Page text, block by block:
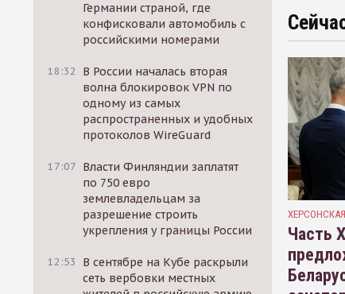
Германии страной, где
конфисковали автомобиль с
российскими номерами
18:32
В России началась вторая
волна блокировок VPN по
одному из самых
распространенных и удобных
протоколов WireGuard
17:07 Власти Финляндии заплатят
по 750 евро
землевладельцам за
разрешение строить
укрепления у границы России
12:53
В сентябре на Кубе раскрыли
сеть вербовки местных
Часть